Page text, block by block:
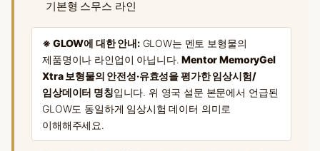
기본형 스무스 라인
※ GLOW에 대한 안내:GLOW는 멘토 보형물의
제품명이나 라인업이 아닙니다.Mentor MemoryGel
Xtra 보형물의 안전성·유효성을 평가한 임상시험/
임상데이터 명칭입니다. 위 영국 설문 본문에서 언급된
GLOW도 동일하게 임상시험 데이터 의미로
이해해주세요.